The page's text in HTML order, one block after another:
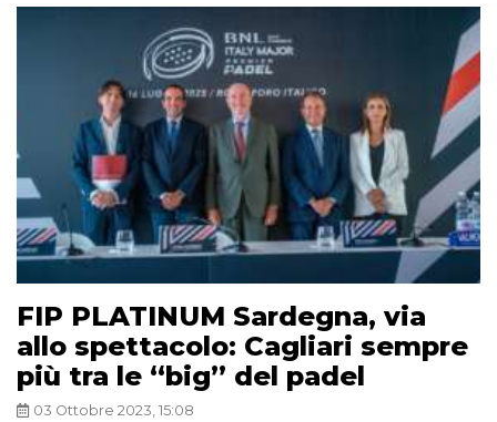
FIP PLATINUM Sardegna, via
allo spettacolo: Cagliari sempre
più tra le “big” del padel
03 Ottobre 2023, 15:08